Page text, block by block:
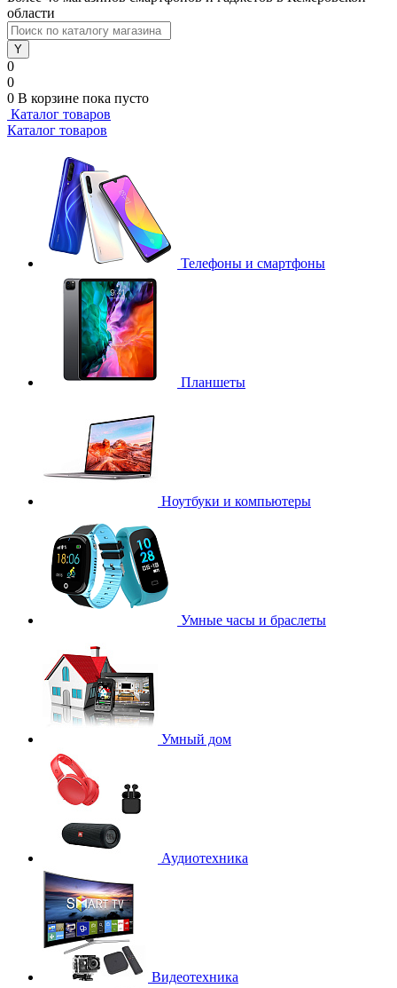
области
0
0
0 В корзине пока пусто
Каталог товаров
Каталог товаров
Телефоны и смартфоны
Планшеты
Ноутбуки и компьютеры
Умные часы и браслеты
Умный дом
Аудиотехника
Видеотехника